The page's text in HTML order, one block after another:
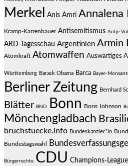
Merkel
Anis Amri Annalena
Kramp-Karrenbauer Antisemitismus Antje
ARD-Tagesschau Argentinien Armin
Atomkraft Atomwaffen Auswärtiges
Württemberg Barack Obama Barca Bayer-
Berliner Zeitung Bernhard
Blätter BND Bonn Boris Johnson
Mönchengladbach
bruchstuecke.info Bundeskanzler*in
Bundestagswahl
Bürgerrechte CDU Champions-League